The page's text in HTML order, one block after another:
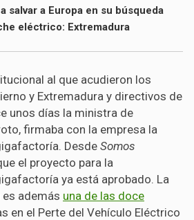
salvar a Europa en su búsqueda
eléctrico: Extremadura
al que acudieron los
y Extremadura y directivos de
unos días la ministra de
firmaba con la empresa la
Desde Somos
el proyecto para la
ya está aprobado. La
además una de las doce
en el Perte del Vehículo Eléctrico